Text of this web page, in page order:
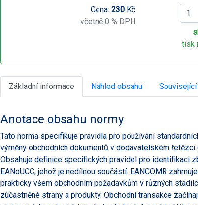
Cena: 230Kč
včetně 0 % DPH
tisk
Základní informace Náhled obsahu Související
Anotace obsahu normy
Tato norma specifikuje pravidla pro používání
výměny obchodních dokumentů v dodavatelském
Obsahuje definice specifických pravidel pro identifikaci
EANoUCC, jehož je nedílnou součástí. EANCOMR
prakticky všem obchodním požadavkům v různých
zúčastněné strany a produkty. Obchodní transakce